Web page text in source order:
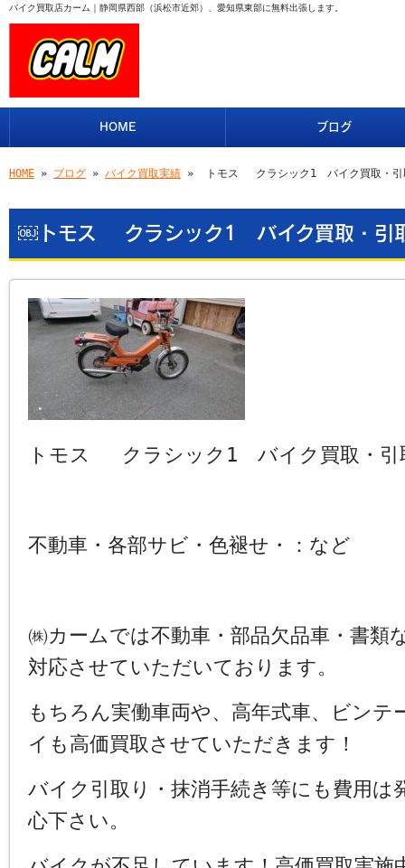
バイク買取店カーム｜静岡県西部（浜松市近郊）、愛知県東部に無料出張します。
HOME ブログ
HOME » ブログ » バイク買取実績 » ￼トモス クラシック1 バイク買取・引
￼トモス クラシック1 バイク買取・引
トモス クラシック1 バイク買取・引
不動車・各部サビ・色褪せ・：など
㈱カームでは不動車・部品欠品車・書類
対応させていただいております。
もちろん実働車両や、高年式車、ビンテ
イも高価買取させていただきます！
バイク引取り・抹消手続き等にも費用は
心下さい。